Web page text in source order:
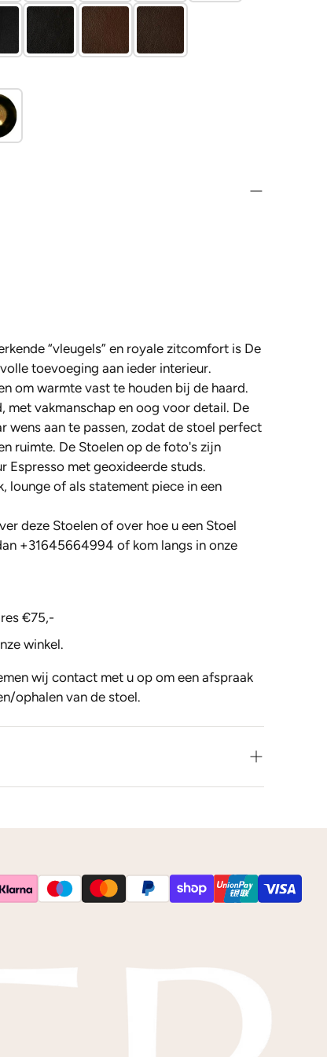
“vleugels” en royale zitcomfort is De
toevoeging aan ieder interieur.
om warmte vast te houden bij de haard.
met vakmanschap en oog voor detail. De
wens aan te passen, zodat de stoel perfect
ruimte. De Stoelen op de foto's zijn
Espresso met geoxideerde studs.
lounge of als statement piece in een
deze Stoelen of over hoe u een Stoel
+31645664994 of kom langs in onze
€75,-
winkel.
wij contact met u op om een afspraak
ophalen van de stoel.